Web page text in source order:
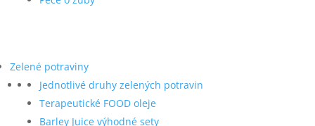
Zelené potraviny
Jednotlivé druhy zelených potravin
Terapeutické FOOD oleje
Barley Juice výhodné sety